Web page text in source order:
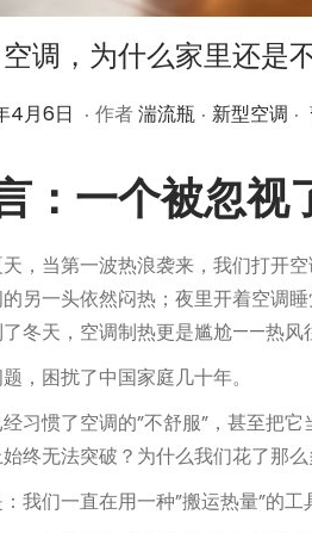
调，为什么家里还是
4月6日 2
月
6
日
. 作者湍流瓶 . 作
新型空调 .
：一个被忽视
，当第一波热浪袭来，我们打开
另一头依然闷热；夜里开着空调
冬天，空调制热更是尴尬——热风
，困扰了中国家庭几十年。
习惯了空调的”不舒服”，甚至把
终无法突破？为什么我们花了那
我们一直在用一种”搬运热量”的